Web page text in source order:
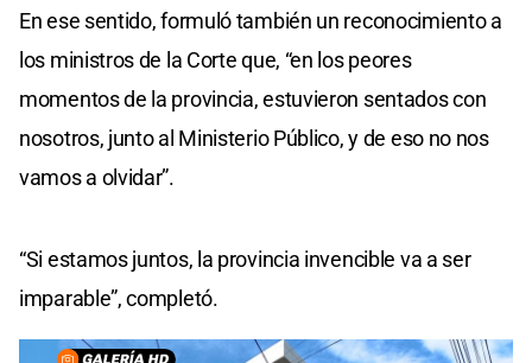
En ese sentido, formuló también un reconocimiento a
los ministros de la Corte que, “en los peores
momentos de la provincia, estuvieron sentados con
nosotros, junto al Ministerio Público, y de eso no nos
vamos a olvidar”.
“Si estamos juntos, la provincia invencible va a ser
imparable”, completó.